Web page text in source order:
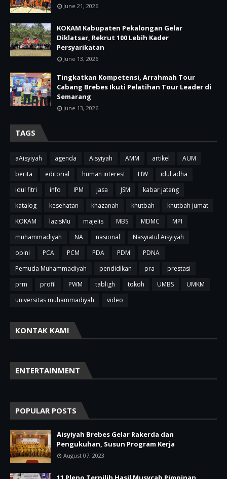
June 21, 2026
KOKAM Kabupaten Pekalongan Gelar
Diklatsar, Rekrut 100 Lebih Kader
Persyarikatan
June 13, 2026
Tingkatkan Kompetensi, Arrahmah Tour
Cabang Brebes Ikuti Pelatihan Tour Leader di
Semarang
June 13, 2026
TAGS
aAisyiyah agenda Aisyiyah AMM artikel
AUM
berita
editorial human interest HW
idul adha
idul fitri
info IPM jasa JSM
kabar jateng
katalog
kesehatan khazanah khutbah
khutbah jumat
KOKAM
lazisMu majelis MBS MDMC
MPI
muhammadiyah
NA nasional
Nasyiatul Aisyiyah
opini
PCA PCM PDA PDM
PDNA
Pemuda Muhammadiyah
pendidikan pra
prestasi
prm
profil PWM tabligh tokoh UMBS
UMKM
universitas muhammadiyah
video
KONTAK KAMI
ENTERTAINMENT
POPULAR POSTS
Aisyiyah Brebes Gelar Rakerda dan
Pengukuhan, Susun Program Kerja
August 07, 2023